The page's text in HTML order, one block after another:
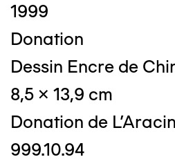
1999
Donation
Dessin Encre de
8,5 x 13,9 cm
Donation de
999.10.94